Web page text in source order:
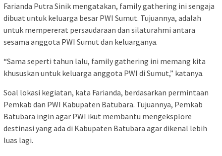
Farianda Putra Sinik mengatakan, family gathering ini sengaja
dibuat untuk keluarga besar PWI Sumut. Tujuannya, adalah
untuk mempererat persaudaraan dan silaturahmi antara
sesama anggota PWI Sumut dan keluarganya.
“Sama seperti tahun lalu, family gathering ini memang kita
khususkan untuk keluarga anggota PWI di Sumut,” katanya.
Soal lokasi kegiatan, kata Farianda, berdasarkan permintaan
Pemkab dan PWI Kabupaten Batubara. Tujuannya, Pemkab
Batubara ingin agar PWI ikut membantu mengeksplore
destinasi yang ada di Kabupaten Batubara agar dikenal lebih
luas lagi.